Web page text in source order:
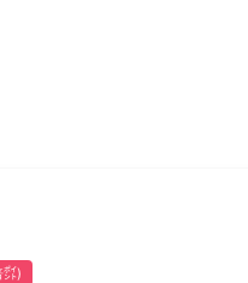
㌽)